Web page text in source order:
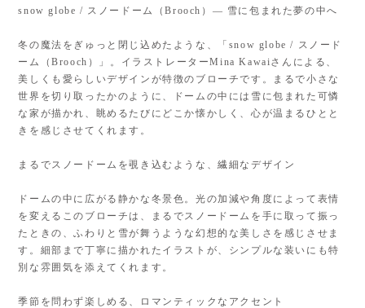
snow globe / スノードーム（Brooch）— 雪に包まれた夢の中へ
冬の魔法をぎゅっと閉じ込めたような、「snow globe / スノード
ーム（Brooch）」。イラストレーターMina Kawaiさんによる、
美しくも愛らしいデザインが特徴のブローチです。まるで小さな
世界を切り取ったかのように、ドームの中には雪に包まれた可憐
な家が描かれ、眺めるたびにどこか懐かしく、心が温まるひとと
きを感じさせてくれます。
まるでスノードームを覗き込むような、繊細なデザイン
ドームの中に広がる静かな冬景色。光の加減や角度によって表情
を変えるこのブローチは、まるでスノードームを手に取って振っ
たときの、ふわりと雪が舞うような幻想的な美しさを感じさせま
す。細部まで丁寧に描かれたイラストが、シンプルな装いにも特
別な雰囲気を添えてくれます。
季節を問わず楽しめる、ロマンティックなアクセント